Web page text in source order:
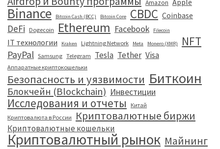
Amazon Apple
Binance Bitcoin Cash (BCC) Bitcoin Core CBDC Coinbase
DeFi Dogecoin Ethereum Facebook Filecoin
IT технологии Kraken Lightning Network Meta Monero (XMR) NFT
PayPal Samsung Telegram Tesla Tether Visa
Аппаратные криптокошельки
Безопасность и уязвимости Биткоин
Блокчейн (Blockchain) Инвестиции
Исследования и отчеты
Китай
Криптовалюта в России
Криптовалютные биржи
Криптовалютные кошельки
Криптовалютный рынок Майнинг